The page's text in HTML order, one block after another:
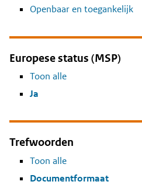
Openbaar en toegankelijk
Europese status (MSP)
Toon alle
Ja
Trefwoorden
Toon alle
Documentformaat